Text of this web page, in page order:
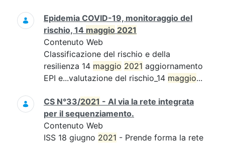
Epidemia COVID-19, monitoraggio del
rischio, 14 maggio 2021
Contenuto Web
Classificazione del rischio e della
resilienza 14 maggio 2021 aggiornamento
EPI e...valutazione del rischio_14 maggio...
CS N°33/2021 - Al via la rete integrata
per il sequenziamento.
Contenuto Web
ISS 18 giugno 2021 - Prende forma la rete